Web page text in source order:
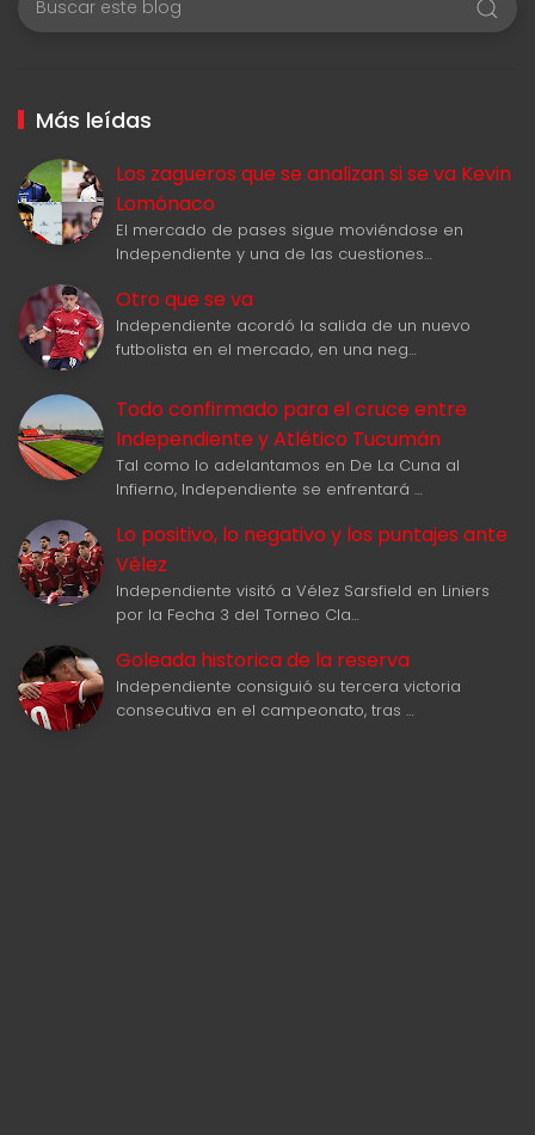
Más leídas
Los zagueros que se analizan si se va Kevin
Lomónaco
El mercado de pases sigue moviéndose en
Independiente y una de las cuestiones…
Otro que se va
Independiente acordó la salida de un nuevo
futbolista en el mercado, en una neg…
Todo confirmado para el cruce entre
Independiente y Atlético Tucumán
Tal como lo adelantamos en De La Cuna al
Infierno, Independiente se enfrentará …
Lo positivo, lo negativo y los puntajes ante
Vélez
Independiente visitó a Vélez Sarsfield en Liniers
por la Fecha 3 del Torneo Cla…
Goleada historica de la reserva
Independiente consiguió su tercera victoria
consecutiva en el campeonato, tras …